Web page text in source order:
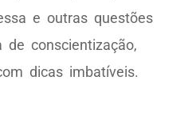
e outras questões
conscientização,
dicas imbatíveis.